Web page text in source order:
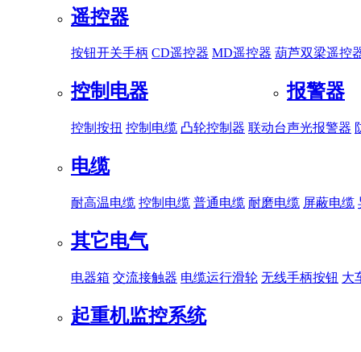
遥控器
按钮开关手柄 CD遥控器 MD遥控器 葫芦双梁遥控
控制电器
控制按扭 控制电缆 凸轮控制器 联动台
报警器
声光报警器
电缆
耐高温电缆 控制电缆 普通电缆 耐磨电缆 屏蔽电缆
其它电气
电器箱 交流接触器 电缆运行滑轮 无线手柄按钮 大
起重机监控系统